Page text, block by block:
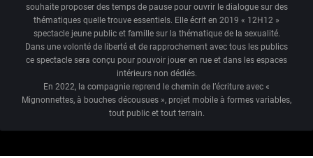
souhaite proposer des temps de pause pour ouvrir le dialogue sur des
thématiques quelle trouve essentiels. Elle écrit en 2019 « 12H12 »
spectacle jeune public et famille sur la thématique de la sexualité.
Dans une volonté de liberté et de rapprochement avec tous les publics
ce spectacle sera conçu pour pouvoir jouer en rue et dans les espaces
intérieurs non dédiés.
En 2022, la compagnie reprend le chemin de l’écriture avec «
Mignonnettes, à bouches décousues », projet mobile à formes variables,
tout public et tout terrain.